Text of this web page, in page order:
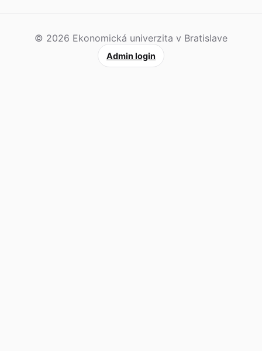
© 2026 Ekonomická univerzita v Bratislave
Admin login